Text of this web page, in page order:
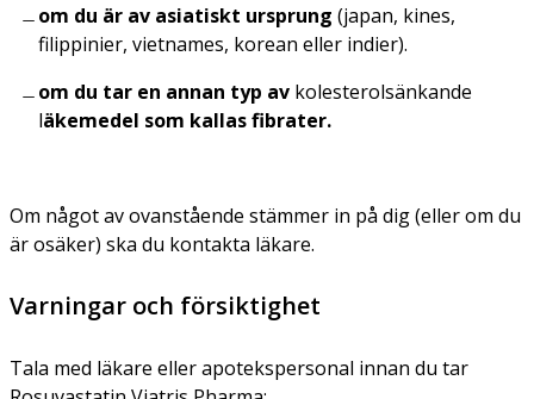
om du är av asiatiskt ursprung (japan, kines,
filippinier, vietnames, korean eller indier).
om du tar en annan typ av kolesterolsänkande
läkemedel som kallas fibrater.
Om något av ovanstående stämmer in på dig (eller om du
är osäker) ska du kontakta läkare.
Varningar och försiktighet
Tala med läkare eller apotekspersonal innan du tar